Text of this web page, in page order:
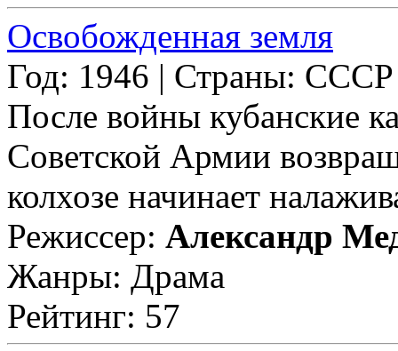
Освобожденная земля
Год: 1946 | Страны: СССР
После войны кубанские
Советской Армии
колхозе начинает
Режиссер: Александр
Жанры: Драма
Рейтинг: 57